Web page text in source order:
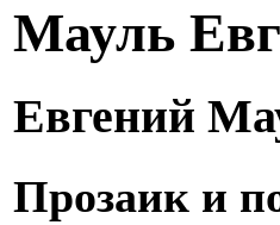
Мауль
Евгений
Прозаик и